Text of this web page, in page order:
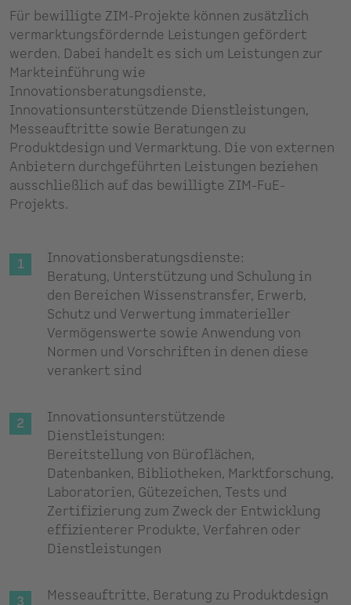
Für bewilligte ZIM-Projekte können zusätzlich
vermarktungsfördernde Leistungen gefördert
werden. Dabei handelt es sich um Leistungen zur
Markteinführung wie
Innovationsberatungsdienste,
Innovationsunterstützende Dienstleistungen,
Messeauftritte sowie Beratungen zu
Produktdesign und Vermarktung. Die von externen
Anbietern durchgeführten Leistungen beziehen
ausschließlich auf das bewilligte ZIM-FuE-
Projekts.
Innovationsberatungsdienste:
Beratung, Unterstützung und Schulung in
den Bereichen Wissenstransfer, Erwerb,
Schutz und Verwertung immaterieller
Vermögenswerte sowie Anwendung von
Normen und Vorschriften in denen diese
verankert sind
Innovationsunterstützende
Dienstleistungen:
Bereitstellung von Büroflächen,
Datenbanken, Bibliotheken, Marktforschung,
Laboratorien, Gütezeichen, Tests und
Zertifizierung zum Zweck der Entwicklung
effizienterer Produkte, Verfahren oder
Dienstleistungen
Messeauftritte, Beratung zu Produktdesign